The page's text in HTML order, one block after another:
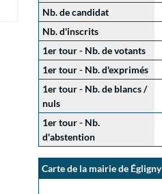
Nb. de candidat
Nb. d'inscrits
1er tour - Nb. de votants
1er tour - Nb. d'exprimés
1er tour - Nb. de blancs /
nuls
1er tour - Nb.
d'abstention
Carte de la mairie de Égligny